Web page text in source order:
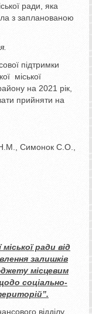
ради, яка
з запланованою
підтримки
міської
на 2021 рік,
прийняти на
Симонок С.О.,
ради від
залишків
місцевим
соціально-
”.
відділу,